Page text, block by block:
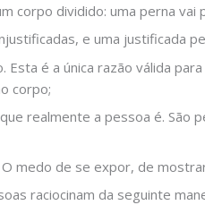
corpo dividido: uma perna vai
e uma justificada
Esta é a única razão válida
corpo;
realmente a pessoa é.
medo de se expor, de
raciocinam da seguinte